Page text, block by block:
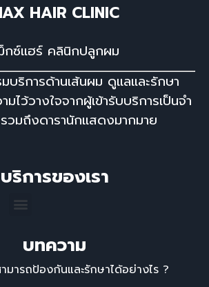
HAIR CLINIC
กซ์แฮร์ คลินิกปลูกผม
บริการด้านเส้นผม ดูแลและรักษา
ไว้วางใจจากผู้เข้ารับบริการเป็นจํา
วมถึงดารานักแสดงมากมาย
บริการของเรา
บทความ
ารถป้องกันและรักษาได้อย่างไร ?